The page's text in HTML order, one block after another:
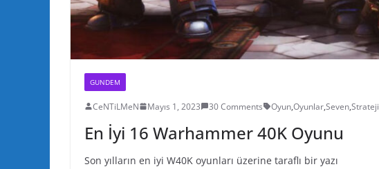
GUNDEM
CeNTiLMeN Mayıs 1, 2023 30 Comments Oyun,Oyunlar,Seven,Strateji
En İyi 16 Warhammer 40K Oyunu
Son yılların en iyi W40K oyunları üzerine taraflı bir yazı